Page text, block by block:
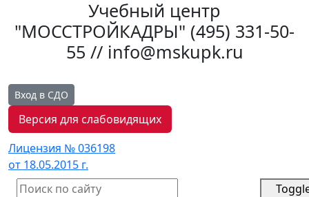
Учебный центр
"МОССТРОЙКАДРЫ" (495) 331-50-
55 // info@mskupk.ru
Вход в СДО
Версия для слабовидящих
Лицензия № 036198
от 18.05.2015 г.